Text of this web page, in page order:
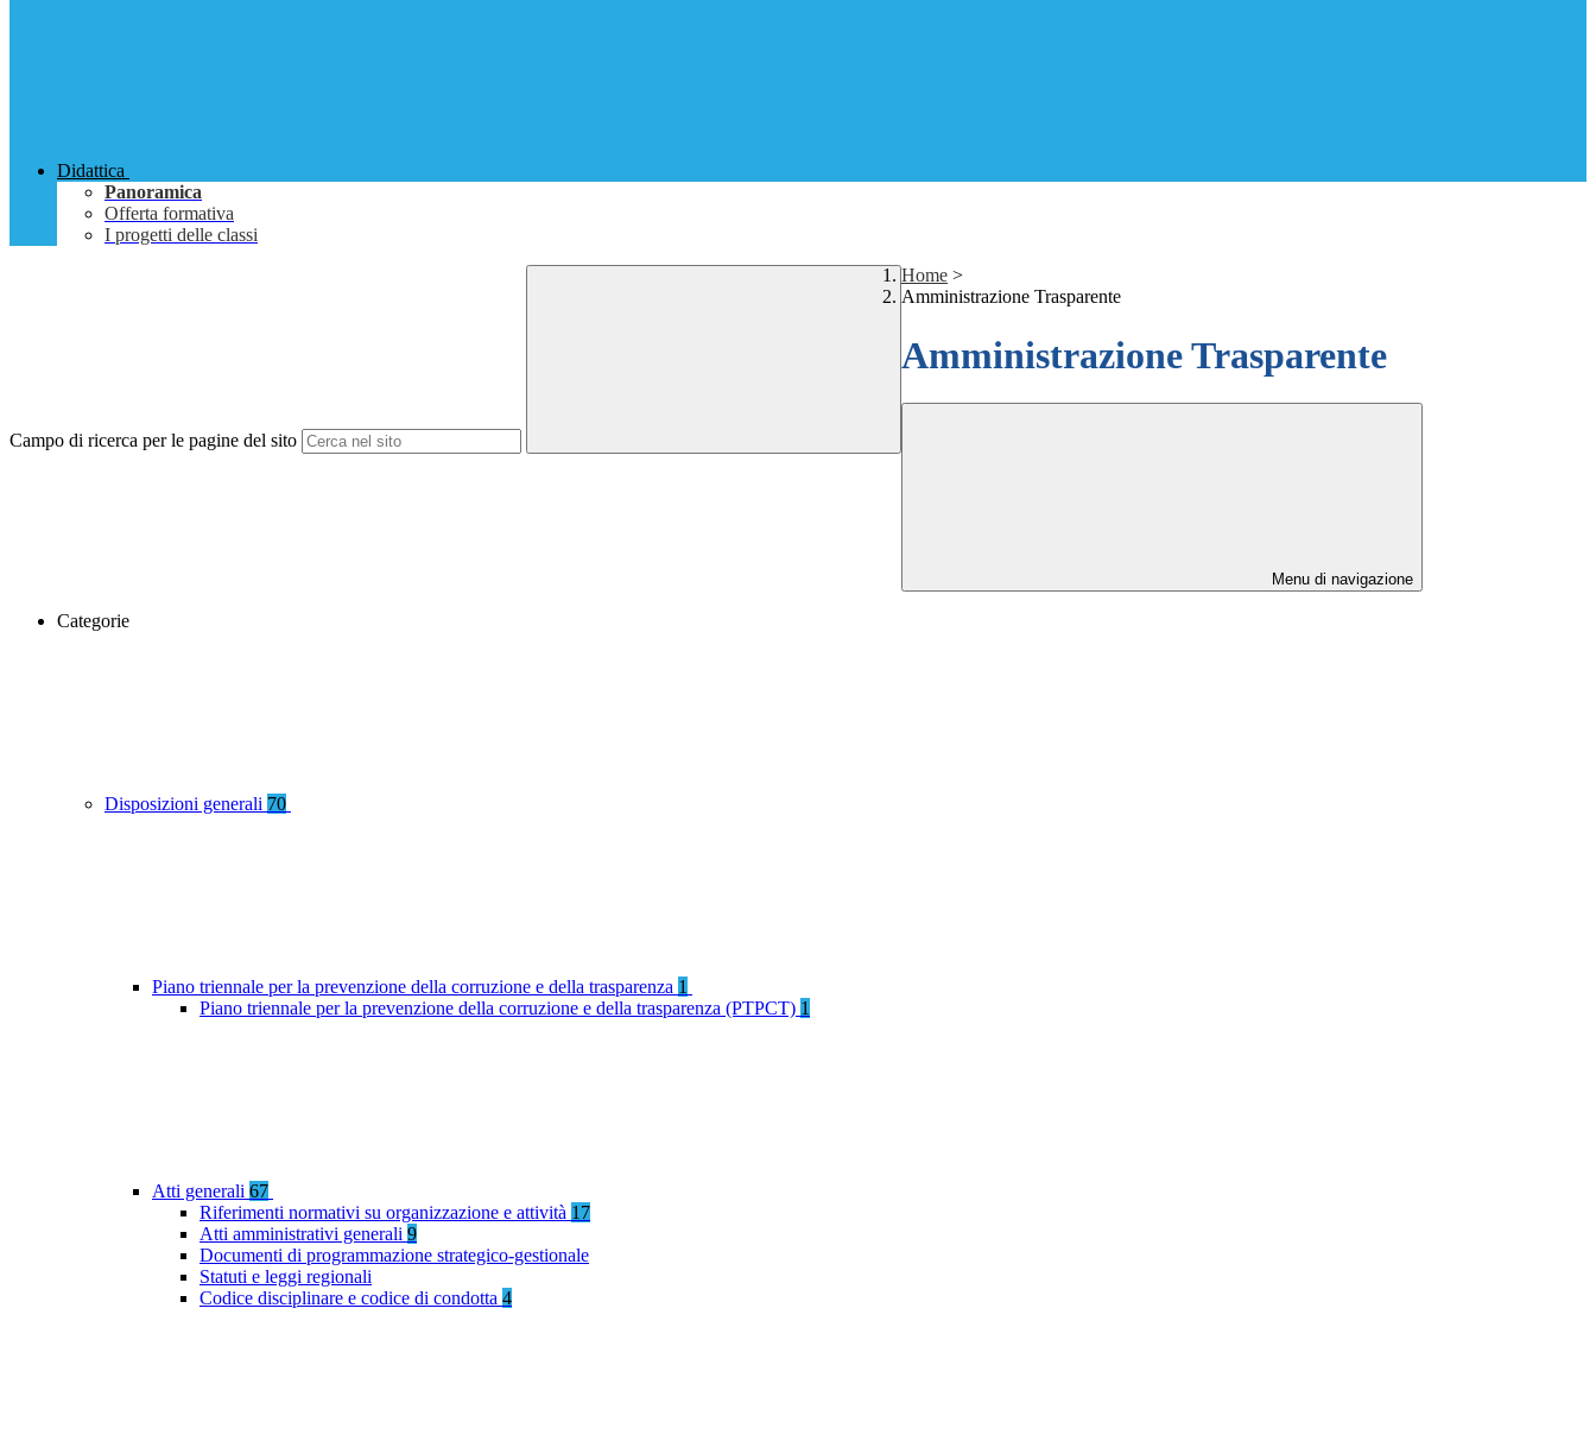
Didattica
Panoramica
Offerta formativa
I progetti delle classi
Campo di ricerca per le pagine del sito
Home >
Amministrazione Trasparente
Amministrazione Trasparente
Menu di navigazione
Categorie
Disposizioni generali 70
Piano triennale per la prevenzione della corruzione e della trasparenza 1
Piano triennale per la prevenzione della corruzione e della trasparenza (PTPCT) 1
Atti generali 67
Riferimenti normativi su organizzazione e attività 17
Atti amministrativi generali 9
Documenti di programmazione strategico-gestionale
Statuti e leggi regionali
Codice disciplinare e codice di condotta 4